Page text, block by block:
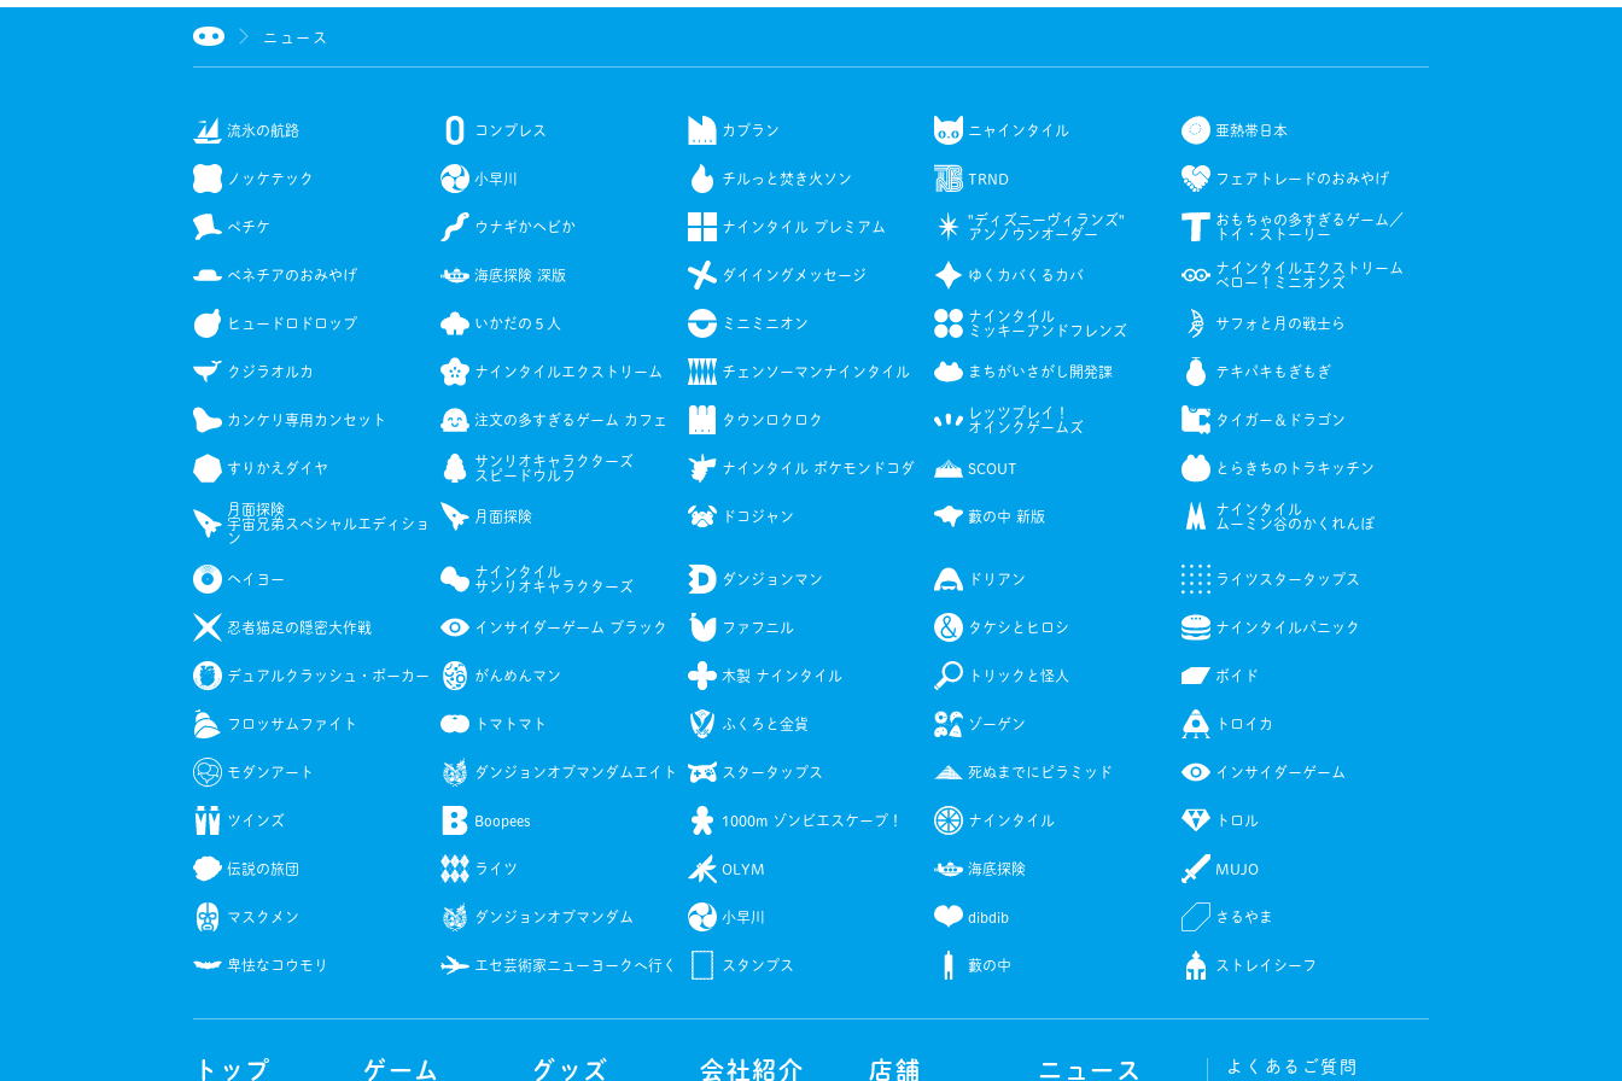
ニュース
流氷の航路 コンプレス カブラン ニャインタイル 亜熱帯日本
ノッケテック 小早川 チルっと焚き火ソン TRND フェアトレードのおみやげ
ペチケ ウナギかヘビか ナインタイル プレミアム
"ディズニーヴィランズ"
アンノウンオーダー
おもちゃの多すぎるゲーム／
トイ・⁠ストーリー
ベネチアのおみやげ 海底探険 深版 ダイイングメッセージ ゆくカバくるカバ
ナインタイルエクストリーム
ベロー！ミニオンズ
ヒュードロドロップ いかだの５人 ミニミニオン
ナインタイル
ミッキーアンドフレンズ
サフォと月の戦士ら
クジラオルカ ナインタイルエクストリーム チェンソーマンナインタイル まちがいさがし開発課 テキパキもぎもぎ
カンケリ専用カンセット 注文の多すぎるゲーム カフェ タウンロクロク
レッツプレイ！
オインクゲームズ
タイガー＆ドラゴン
すりかえダイヤ
サンリオキャラクターズ
スピードウルフ
ナインタイル ポケモンドコダ SCOUT とらきちのトラキッチン
月面探険
宇宙兄弟スペシャルエディショ
ン
月面探険 ドコジャン 藪の中 新版
ナインタイル
ムーミン谷のかくれんぼ
ヘイヨー
ナインタイル
サンリオキャラクターズ
ダンジョンマン ドリアン ライツスタータップス
忍者猫足の隠密大作戦 インサイダーゲーム ブラック ファフニル タケシとヒロシ ナインタイルパニック
デュアルクラッシュ・ポーカー がんめんマン 木製 ナインタイル トリックと怪人 ボイド
フロッサムファイト トマトマト ふくろと金貨 ゾーゲン トロイカ
モダンアート ダンジョンオブマンダムエイト スタータップス 死ぬまでにピラミッド インサイダーゲーム
ツインズ Boopees 1000m ゾンビエスケープ！ ナインタイル トロル
伝説の旅団 ライツ OLYM 海底探険 MUJO
マスクメン ダンジョンオブマンダム 小早川 dibdib さるやま
卑怯なコウモリ エセ芸術家ニューヨークへ行く スタンプス 藪の中 ストレイシーフ
トップ ゲーム グッズ 会社紹介 店舗 ニュース よくあるご質問